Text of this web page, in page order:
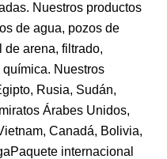
Nuestros productos
de agua, pozos de
de arena, filtrado,
Nuestros
Rusia, Sudán,
Árabes Unidos,
Canadá, Bolivia,
internacional